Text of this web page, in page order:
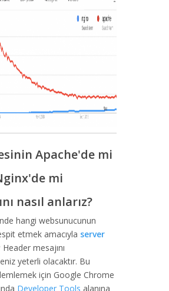
Apache'de mi
mi
nasıl anlarız?
hangi websunucunun
etmek amacıyla server
mesajını
yeterli olacaktır. Bu
için Google Chrome
Developer Tools alanına